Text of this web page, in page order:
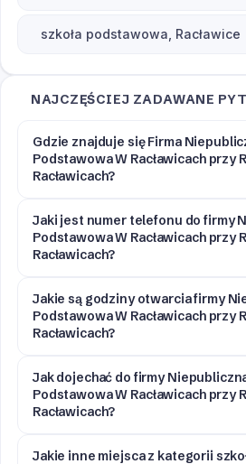
szkoła podstawowa, Racławice
NAJCZĘŚCIEJ ZADAWANE
Gdzie znajduje się Firma
Podstawowa W Racławicach przy
Racławicach?
Jaki jest numer telefonu do firmy
Podstawowa W Racławicach przy
Racławicach?
Jakie są godziny otwarcia firmy
Podstawowa W Racławicach przy
Racławicach?
Jak dojechać do firmy
Podstawowa W Racławicach przy
Racławicach?
Jakie inne miejsca z kategorii